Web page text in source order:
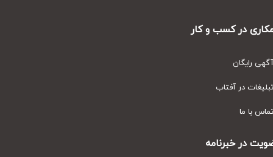
در کسب و کار
رایگان
در آفتاب
با ما
در خبرنامه